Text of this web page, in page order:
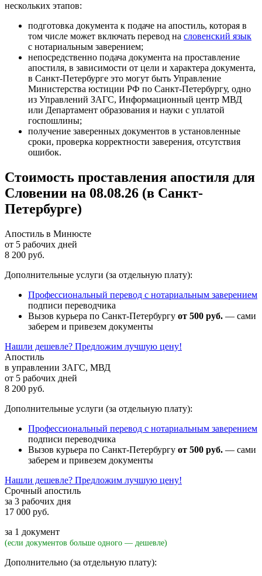
нескольких этапов:
подготовка документа к подаче на апостиль, которая в
том числе может включать перевод на словенский язык
с нотариальным заверением;
непосредственно подача документа на проставление
апостиля, в зависимости от цели и характера документа,
в Санкт-Петербурге это могут быть Управление
Министерства юстиции РФ по Санкт-Петербургу, одно
из Управлений ЗАГС, Информационный центр МВД
или Департамент образования и науки с уплатой
госпошлины;
получение заверенных документов в установленные
сроки, проверка корректности заверения, отсутствия
ошибок.
Стоимость проставления апостиля для
Словении на 08.08.26 (в Санкт-
Петербурге)
Апостиль в Минюсте
от 5 рабочих дней
8 200 руб.
Дополнительные услуги (за отдельную плату):
Профессиональный перевод с нотариальным заверением
подписи переводчика
Вызов курьера по Санкт-Петербургу от 500 руб. — сами
заберем и привезем документы
Нашли дешевле? Предложим лучшую цену!
Апостиль
в управлении ЗАГС, МВД
от 5 рабочих дней
8 200 руб.
Дополнительные услуги (за отдельную плату):
Профессиональный перевод с нотариальным заверением
подписи переводчика
Вызов курьера по Санкт-Петербургу от 500 руб. — сами
заберем и привезем документы
Нашли дешевле? Предложим лучшую цену!
Срочный апостиль
за 3 рабочих дня
17 000 руб.
за 1 документ
(если документов больше одного — дешевле)
Дополнительно (за отдельную плату):